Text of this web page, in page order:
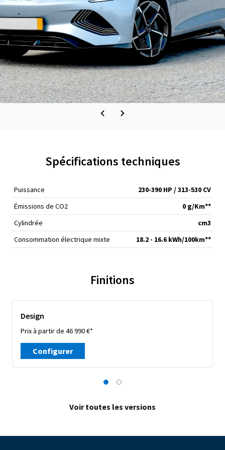
Spécifications techniques
Puissance
230-390 HP / 313-530 CV
Émissions de CO2
0 g/Km**
Cylindrée
cm3
Consommation électrique mixte
18.2 - 16.6 kWh/100km**
Finitions
Design
Prix à partir de 46 990 €*
Configurer
Voir toutes les versions